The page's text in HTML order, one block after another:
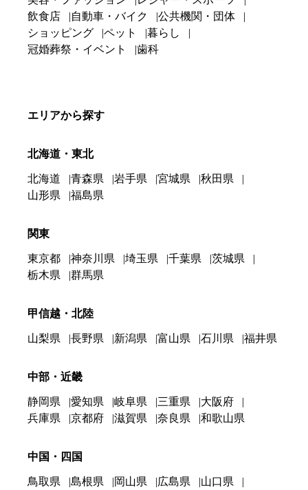
飲食店
自動車・バイク
公共機関・団体
ショッピング
ペット
暮らし
冠婚葬祭・イベント
歯科
エリアから探す
北海道・東北
北海道 青森県 岩手県 宮城県
秋田県
山形県
福島県
関東
東京都 神奈川県 埼玉県 千葉県
茨城県
栃木県
群馬県
甲信越・北陸
山梨県 長野県 新潟県 富山県 石川県 福井県
中部・近畿
静岡県 愛知県 岐阜県 三重県
大阪府
兵庫県
京都府 滋賀県 奈良県 和歌山県
中国・四国
鳥取県 島根県 岡山県 広島県
山口県